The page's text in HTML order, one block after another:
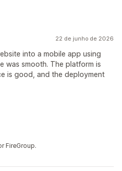
22 de junho de 2026
into a mobile app using
was smooth. The platform is
is good, and the deployment
FireGroup.